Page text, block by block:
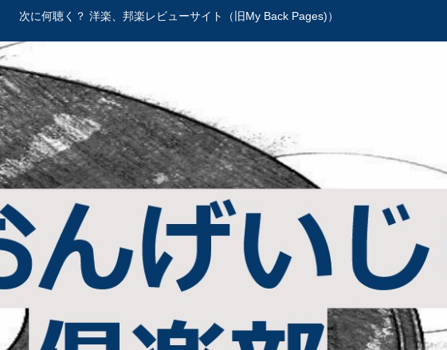
次に何聴く？ 洋楽、邦楽レビューサイト（旧My Back Pages)）